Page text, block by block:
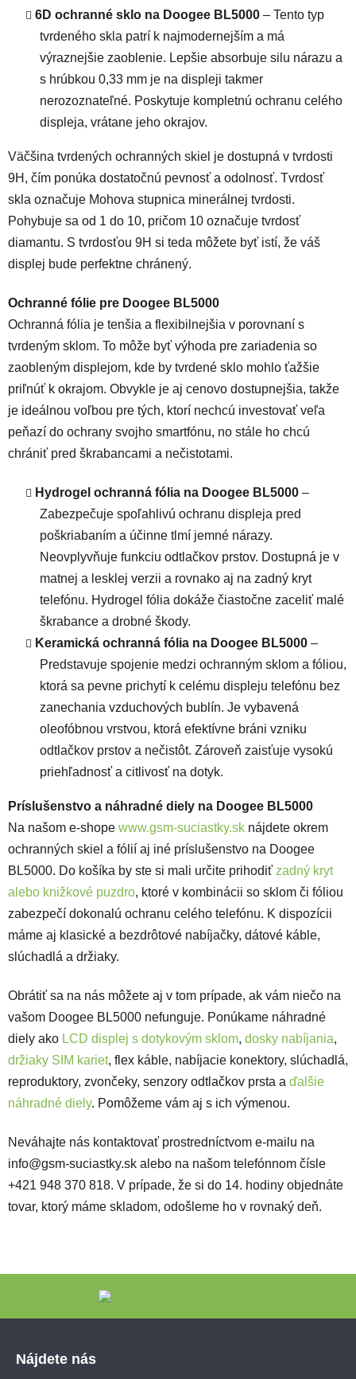
6D ochranné sklo na Doogee BL5000 – Tento typ
tvrdeného skla patrí k najmodernejším a má
výraznejšie zaoblenie. Lepšie absorbuje silu nárazu a
s hrúbkou 0,33 mm je na displeji takmer
nerozoznateľné. Poskytuje kompletnú ochranu celého
displeja, vrátane jeho okrajov.
Väčšina tvrdených ochranných skiel je dostupná v tvrdosti
9H, čím ponúka dostatočnú pevnosť a odolnosť. Tvrdosť
skla označuje Mohova stupnica minerálnej tvrdosti.
Pohybuje sa od 1 do 10, pričom 10 označuje tvrdosť
diamantu. S tvrdosťou 9H si teda môžete byť istí, že váš
displej bude perfektne chránený.
Ochranné fólie pre Doogee BL5000
Ochranná fólia je tenšia a flexibilnejšia v porovnaní s
tvrdeným sklom. To môže byť výhoda pre zariadenia so
zaobleným displejom, kde by tvrdené sklo mohlo ťažšie
priľnúť k okrajom. Obvykle je aj cenovo dostupnejšia, takže
je ideálnou voľbou pre tých, ktorí nechcú investovať veľa
peňazí do ochrany svojho smartfónu, no stále ho chcú
chrániť pred škrabancami a nečistotami.
Hydrogel ochranná fólia na Doogee BL5000 –
Zabezpečuje spoľahlivú ochranu displeja pred
poškriabaním a účinne tlmí jemné nárazy.
Neovplyvňuje funkciu odtlačkov prstov. Dostupná je v
matnej a lesklej verzii a rovnako aj na zadný kryt
telefónu. Hydrogel fólia dokáže čiastočne zaceliť malé
škrabance a drobné škody.
Keramická ochranná fólia na Doogee BL5000 –
Predstavuje spojenie medzi ochranným sklom a fóliou,
ktorá sa pevne prichytí k celému displeju telefónu bez
zanechania vzduchových bublín. Je vybavená
oleofóbnou vrstvou, ktorá efektívne bráni vzniku
odtlačkov prstov a nečistôt. Zároveň zaisťuje vysokú
priehľadnosť a citlivosť na dotyk.
Príslušenstvo a náhradné diely na Doogee BL5000
Na našom e-shope www.gsm-suciastky.sk nájdete okrem
ochranných skiel a fólií aj iné príslušenstvo na Doogee
BL5000. Do košíka by ste si mali určite prihodiť zadný kryt
alebo knižkové puzdro, ktoré v kombinácii so sklom či fóliou
zabezpečí dokonalú ochranu celého telefónu. K dispozícii
máme aj klasické a bezdrôtové nabíjačky, dátové káble,
slúchadlá a držiaky.
Obrátiť sa na nás môžete aj v tom prípade, ak vám niečo na
vašom Doogee BL5000 nefunguje. Ponúkame náhradné
diely ako LCD displej s dotykovým sklom, dosky nabíjania,
držiaky SIM kariet, flex káble, nabíjacie konektory, slúchadlá,
reproduktory, zvončeky, senzory odtlačkov prsta a ďalšie
náhradné diely. Pomôžeme vám aj s ich výmenou.
Neváhajte nás kontaktovať prostredníctvom e-mailu na
info@gsm-suciastky.sk alebo na našom telefónnom čísle
+421 948 370 818. V prípade, že si do 14. hodiny objednáte
tovar, ktorý máme skladom, odošleme ho v rovnaký deň.
Nájdete nás